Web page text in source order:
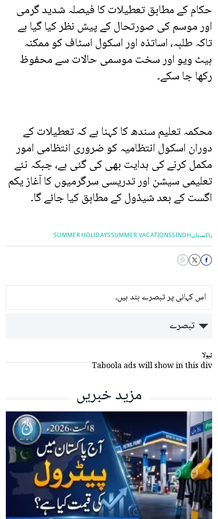
حکام کے مطابق تعطیلات کا فیصلہ شدید گرمی
اور موسم کی صورتحال کے پیش نظر کیا گیا ہے
تاکہ طلبہ، اساتذہ اور اسکول اسٹاف کو ممکنہ
ہیٹ ویو اور سخت موسمی حالات سے محفوظ
رکھا جا سکے۔
محکمہ تعلیم سندھ کا کہنا ہے کہ تعطیلات کے
دوران اسکول انتظامیہ کو ضروری انتظامی امور
مکمل کرنے کی ہدایت بھی کی گئی ہے، جبکہ نئے
تعلیمی سیشن اور تدریسی سرگرمیوں کا آغاز یکم
اگست کے بعد شیڈول کے مطابق کیا جائے گا۔
پاکستانSINDH
SUMMER VACATIONS
SUMMER HOLIDAYS
اس کہانی پر تبصرے بند ہیں۔
تبصرے
تبولا
Taboola ads will show in this div
مزید خبریں